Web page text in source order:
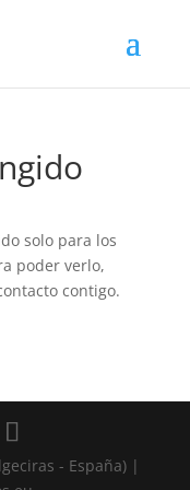
solo para los
poder verlo,
contigo.
- España) |